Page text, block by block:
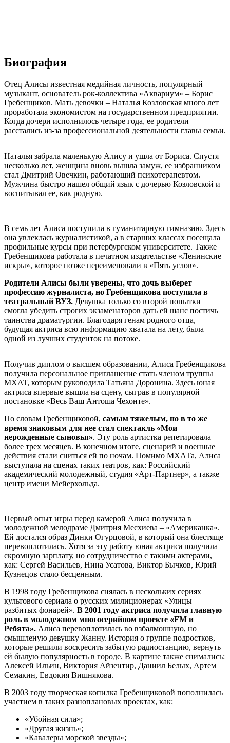
Биография
Отец Алисы известная медийная личность, популярный
музыкант, основатель рок-коллектива «Аквариум» – Борис
Гребенщиков. Мать девочки – Наталья Козловская много лет
проработала экономистом на государственном предприятии.
Когда дочери исполнилось четыре года, ее родители
расстались из-за профессиональной деятельности главы семьи.
Наталья забрала маленькую Алису и ушла от Бориса. Спустя
несколько лет, женщина вновь вышла замуж, ее избранником
стал Дмитрий Овечкин, работающий психотерапевтом.
Мужчина быстро нашел общий язык с дочерью Козловской и
воспитывал ее, как родную.
В семь лет Алиса поступила в гуманитарную гимназию. Здесь
она увлеклась журналистикой, а в старших классах посещала
профильные курсы при петербургском университете. Также
Гребенщикова работала в печатном издательстве «Ленинские
искры», которое позже переименовали в «Пять углов».
Родители Алисы были уверены, что дочь выберет
профессию журналиста, но Гребенщикова поступила в
театральный ВУЗ. Девушка только со второй попытки
смогла убедить строгих экзаменаторов дать ей шанс постичь
таинства драматургии. Благодаря генам родного отца,
будущая актриса всю информацию хватала на лету, была
одной из лучших студенток на потоке.
Получив диплом о высшем образовании, Алиса Гребенщикова
получила персональное приглашение стать членом труппы
МХАТ, которым руководила Татьяна Доронина. Здесь юная
актриса впервые вышла на сцену, сыграв в популярной
постановке «Весь Ваш Антоша Чехонте».
По словам Гребенщиковой, самым тяжелым, но в то же
время знаковым для нее стал спектакль «Мои
нерожденные сыновья». Эту роль артистка репетировала
более трех месяцев. В конечном итоге, сценарий и военные
действия стали сниться ей по ночам. Помимо МХАТа, Алиса
выступала на сценах таких театров, как: Российский
академический молодежный, студия «Арт-Партнер», а также
центр имени Мейерхольда.
Первый опыт игры перед камерой Алиса получила в
молодежной мелодраме Дмитрия Месхиева – «Американка».
Ей достался образ Динки Огурцовой, в который она блестяще
перевоплотилась. Хотя за эту работу юная актриса получила
скромную зарплату, но сотрудничество с такими актерами,
как: Сергей Васильев, Нина Усатова, Виктор Бычков, Юрий
Кузнецов стало бесценным.
В 1998 году Гребенщикова снялась в нескольких сериях
культового сериала о русских милиционерах «Улицы
разбитых фонарей». В 2001 году актриса получила главную
роль в молодежном многосерийном проекте «FM и
Ребята». Алиса перевоплотилась во взбалмошную, но
смышленую девушку Жанну. История о группе подростков,
которые решили воскресить забытую радиостанцию, вернуть
ей былую популярность в городе. В картине также снимались:
Алексей Ильин, Виктория Айзентир, Даниил Белых, Артем
Семакин, Евдокия Вишнякова.
В 2003 году творческая копилка Гребенщиковой пополнилась
участием в таких разноплановых проектах, как:
«Убойная сила»;
«Другая жизнь»;
«Кавалеры морской звезды»;